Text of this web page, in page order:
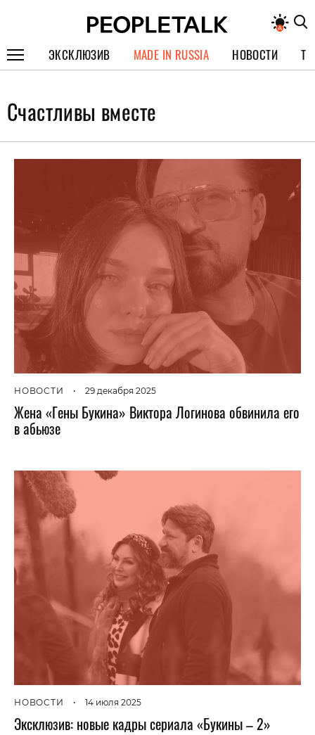
ЭКСКЛЮЗИВ
СПЕЦПРОЕКТЫ
ИНТЕРВЬЮ
MADE IN RUSSIA НОВОСТИ
Счастливы вместе
НОВОСТИ • 29 декабря 2025
Жена «Гены Букина» Виктора Логинова обвинила его
в абьюзе
НОВОСТИ • 14 июля 2025
Эксклюзив: новые кадры сериала «Букины – 2»